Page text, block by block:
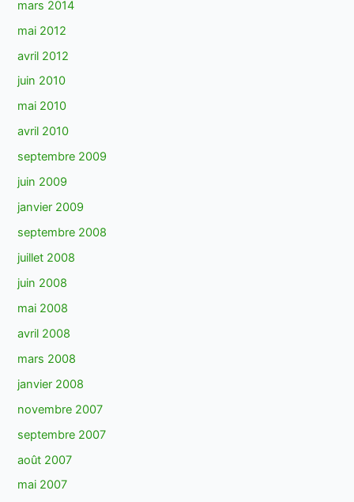
mars 2014
mai 2012
avril 2012
juin 2010
mai 2010
avril 2010
septembre 2009
juin 2009
janvier 2009
septembre 2008
juillet 2008
juin 2008
mai 2008
avril 2008
mars 2008
janvier 2008
novembre 2007
septembre 2007
août 2007
mai 2007